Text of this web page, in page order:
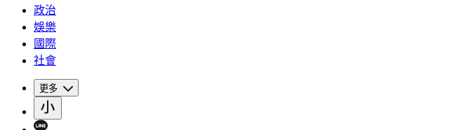
政治
娛樂
國際
社會
更多